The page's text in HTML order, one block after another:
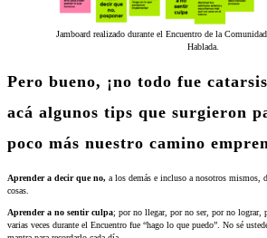
Jamboard realizado durante el Encuentro de la
Hablada.
Pero bueno, ¡no todo fue
acá algunos tips que surgieron
poco más nuestro camino
Aprender a decir que no, a los demás e incluso a nosotros mismos,
cosas.
Aprender a no sentir culpa; por no llegar, por no ser, por no lograr,
varias veces durante el Encuentro fue “hago lo que puedo”. No sé